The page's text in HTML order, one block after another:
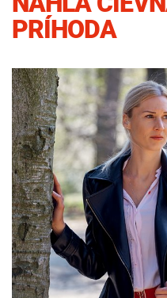
Genetika Covid-19
Výsledky vyšetrení
INTOLERANCIA POTRAVÍN
Human papillomavirus (HPV)
PRÍHODA